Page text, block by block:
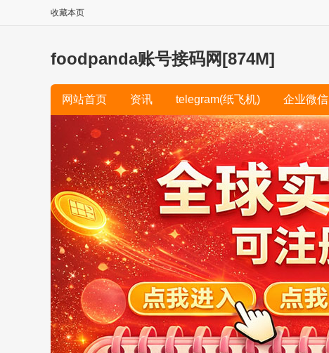
收藏本页
foodpanda账号接码网[874M]
网站首页 资讯 telegram(纸飞机) 企业微信